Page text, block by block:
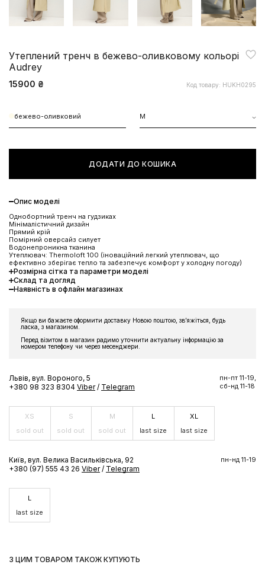
Утеплений тренч в бежево-оливковому кольорі
Audrey
15900 ₴ Код товару: HUKH0295
бежево-оливковий M
ДОДАТИ ДО КОШИКА
Опис моделі
Однобортний тренч на гудзиках
Мінімалістичний дизайн
Прямий крій
Помірний оверсайз силует
Водонепроникна тканина
Утеплювач: Thermoloft 100 (іноваційний легкий утеплювач, що
ефективно зберігає тепло та забезпечує комфорт у холодну погоду)
Розмірна сітка та параметри моделі
Склад та догляд
Наявність в офлайн магазинах
Якщо ви бажаєте оформити доставку Новою поштою, звʼяжіться, будь
ласка, з магазином.
Перед візитом в магазин радимо уточнити актуальну інформацію за
номером телефону чи через месенджери.
Львів, вул. Вороного, 5
+380 98 323 8304 Viber / Telegram
пн-пт 11-19,
сб-нд 11-18
XS
sold out
S
sold out
M
sold out
L
last size
XL
last size
Київ, вул. Велика Васильківська, 92
+380 (97) 555 43 26 Viber / Telegram
пн-нд 11-19
L
last size
З ЦИМ ТОВАРОМ ТАКОЖ КУПУЮТЬ